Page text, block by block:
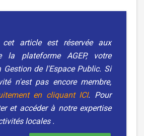
article est réservée aux
la plateforme AGEP, votre
de l'Espace Public. Si
n'est pas encore membre,
en cliquant ICI. Pour
et accéder à notre expertise
locales .